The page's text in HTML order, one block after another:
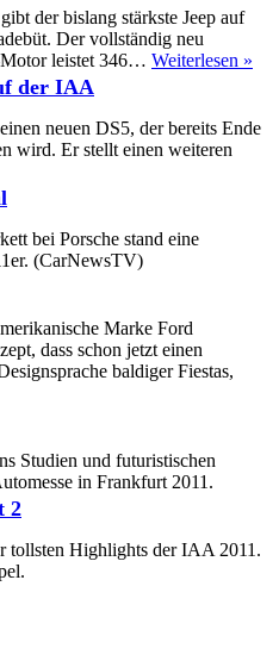
als
Dreitürer
–
IAA
der bislang stärkste Jeep auf
Der vollständig neu
leistet 346… Weiterlesen »
der IAA
neuen DS5, der bereits Ende
wird. Er stellt einen weiteren
bei Porsche stand eine
(CarNewsTV)
Marke Ford
dass schon jetzt einen
baldiger Fiestas,
Studien und futuristischen
in Frankfurt 2011.
2
tollsten Highlights der IAA 2011.